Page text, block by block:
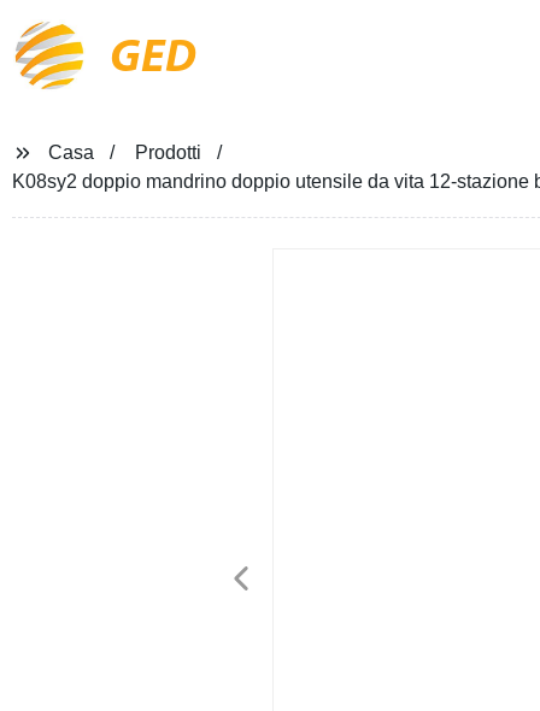
GED
Casa
Prodotti
K08sy2 doppio mandrino doppio utensile da vita 12-